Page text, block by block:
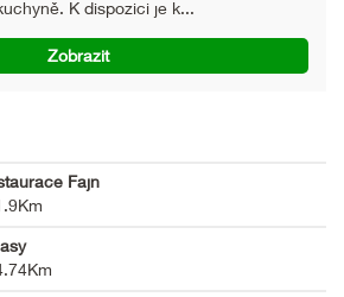
K dispozici je k...
Zobrazit
Fajn